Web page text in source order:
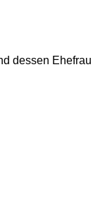
dessen Ehefrau